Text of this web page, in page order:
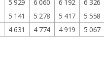
5 929 6 060 6 192
6 326
5 141 5 278 5 417
5 558
4 631 4 774 4 919 5 067